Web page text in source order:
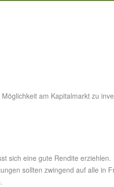
am Kapitalmarkt zu
sich eine gute Rendite erziehlen.
sollten zwingend auf alle in